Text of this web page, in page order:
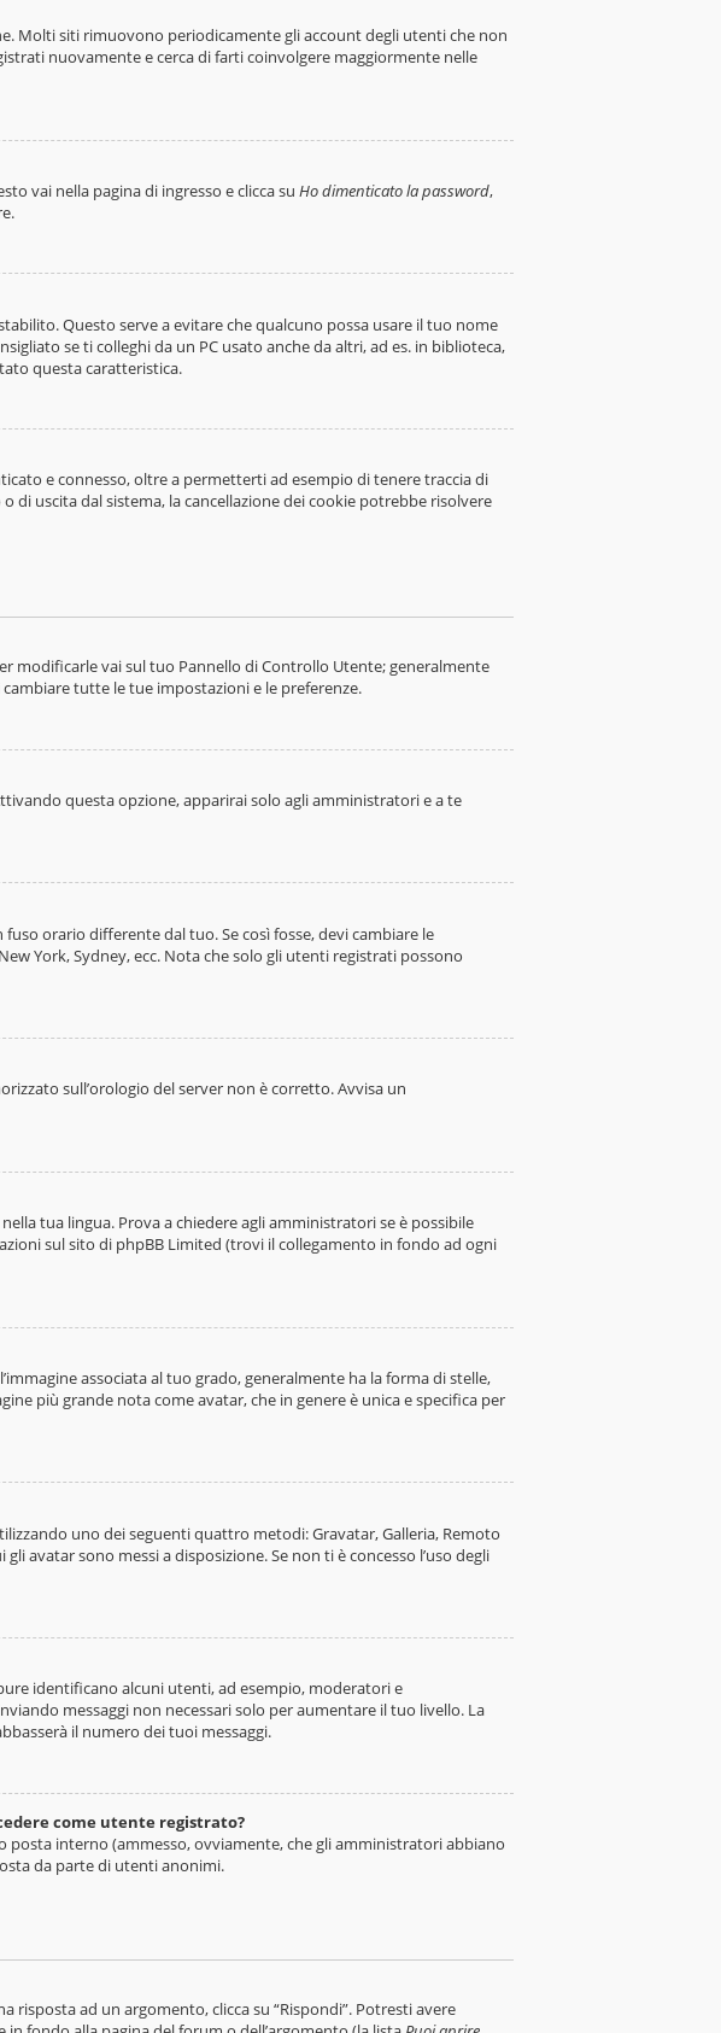
Molti siti rimuovono periodicamente gli account degli utenti che non
nuovamente e cerca di farti coinvolgere maggiormente nelle
vai nella pagina di ingresso e clicca su Ho dimenticato la password,
Questo serve a evitare che qualcuno possa usare il tuo nome
se ti colleghi da un PC usato anche da altri, ad es. in biblioteca,
questa caratteristica.
e connesso, oltre a permetterti ad esempio di tenere traccia di
di uscita dal sistema, la cancellazione dei cookie potrebbe risolvere
modificarle vai sul tuo Pannello di Controllo Utente; generalmente
tutte le tue impostazioni e le preferenze.
questa opzione, apparirai solo agli amministratori e a te
orario differente dal tuo. Se così fosse, devi cambiare le
York, Sydney, ecc. Nota che solo gli utenti registrati possono
sull’orologio del server non è corretto. Avvisa un
tua lingua. Prova a chiedere agli amministratori se è possibile
sul sito di phpBB Limited (trovi il collegamento in fondo ad ogni
associata al tuo grado, generalmente ha la forma di stelle,
più grande nota come avatar, che in genere è unica e specifica per
uno dei seguenti quattro metodi: Gravatar, Galleria, Remoto
avatar sono messi a disposizione. Se non ti è concesso l’uso degli
identificano alcuni utenti, ad esempio, moderatori e
messaggi non necessari solo per aumentare il tuo livello. La
il numero dei tuoi messaggi.
come utente registrato?
interno (ammesso, ovviamente, che gli amministratori abbiano
da parte di utenti anonimi.
ad un argomento, clicca su “Rispondi”. Potresti avere